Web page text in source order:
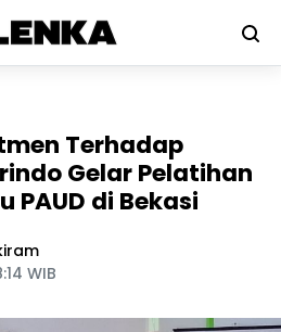
Terhadap
Gelar Pelatihan
PAUD di Bekasi
WIB